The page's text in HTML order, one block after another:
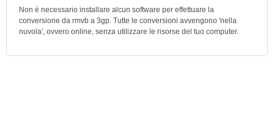
Non è necessario installare alcun software per effettuare la
conversione da rmvb a 3gp. Tutte le conversioni avvengono 'nella
nuvola', ovvero online, senza utilizzare le risorse del tuo computer.